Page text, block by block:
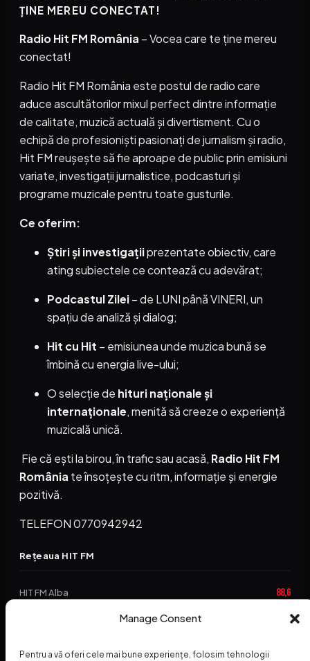
Manage Consent
Pentru a vă oferi cele mai bune experiențe, folosim tehnologii
ȚINE MEREU CONECTAT!
Radio Hit FM România – Vocea care te ține mereu
conectat!
Radio Hit FM România este postul de radio care
aduce ascultătorilor mixul perfect dintre informație
de calitate, muzică actuală și divertisment. Cu o
echipă de profesioniști pasionați de jurnalism și radio,
Hit FM reușește să fie aproape de public prin emisiuni
variate, investigații jurnalistice, podcasturi și
programe muzicale pentru toate gusturile.
Ce oferim:
Știri și investigațiiprezentate obiectiv, care
ating subiectele ce contează cu adevărat;
Podcastul Zilei– de LUNI până VINERI, un
spațiu de analiză și dialog;
Hit cu Hit – emisiunea unde muzica bună se
îmbină cu energia live-ului;
O selecție de hituri naționale și
internaționale, menită să creeze o experiență
muzicală unică.
Fie că ești la birou, în trafic sau acasă, Radio Hit FM
România te însoțește cu ritm, informație și energie
pozitivă.
TELEFON 0770942942
Rețeaua HIT FM
HIT FM Alba 88,6
94,2